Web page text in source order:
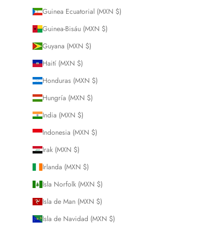
Guinea Ecuatorial (MXN $)
Guinea-Bisáu (MXN $)
Guyana (MXN $)
Haití (MXN $)
Honduras (MXN $)
Hungría (MXN $)
India (MXN $)
Indonesia (MXN $)
Irak (MXN $)
Irlanda (MXN $)
Isla Norfolk (MXN $)
Isla de Man (MXN $)
Isla de Navidad (MXN $)